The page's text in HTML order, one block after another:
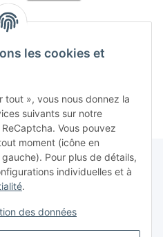
les cookies et
tout », vous nous donnez la
suivants sur notre
Vous pouvez
moment (icône en
Pour plus de détails,
individuelles et à
.
des données
Super Cobra (EU)
Atari 2600
19,99 €*
rétractation